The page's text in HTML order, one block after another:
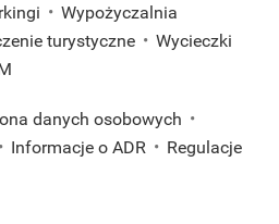
Wypożyczalnia
turystyczne
Wycieczki
danych osobowych
Informacje o ADR
Regulacje